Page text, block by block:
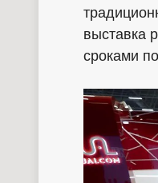
выставка
сроками